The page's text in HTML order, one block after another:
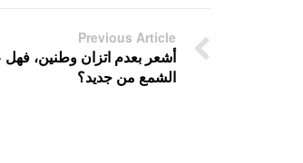
Previous Article
أشعر بعدم اتزان وطنين،
الشمع من جديد؟